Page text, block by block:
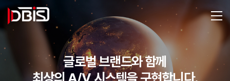
글로벌 브랜드와 함께
최상의 A/V 시스템을 구현합니다.